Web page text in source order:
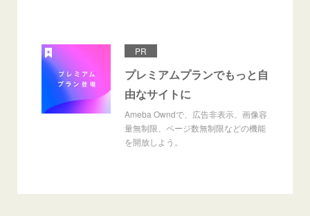
PR
プレミアムプランでもっと自
由なサイトに
Ameba Owndで、広告非表示、画像容
量無制限、ページ数無制限などの機能
を開放しよう。